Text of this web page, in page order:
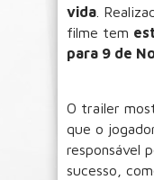
vida .
filme tem
para 9 de
O trailer
que o
responsável
sucesso,